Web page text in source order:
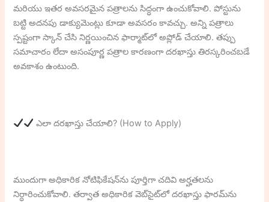
మరియు ఇతర అవసరమైన పత్రాలను సిద్ధంగా ఉంచుకోవాలి. పోస్టును
బట్టి అదనపు డాక్యుమెంట్లు కూడా అవసరం కావచ్చు. అన్ని పత్రాలు
స్పష్టంగా స్కాన్ చేసి నిర్ణయించిన ఫార్మాట్‌లో అప్లోడ్ చేయాలి. తప్పు
సమాచారం లేదా అసంపూర్ణ పత్రాల కారణంగా దరఖాస్తు తిరస్కరించబడే
అవకాశం ఉంటుంది.
ఎలా దరఖాస్తు చేయాలి? (How to Apply)
ముందుగా అధికారిక నోటిఫికేషన్‌ను పూర్తిగా చదివి అర్హతలను
నిర్ధారించుకోవాలి. తర్వాత అధికారిక వెబ్‌సైట్‌లో దరఖాస్తు ఫారమ్‌ను